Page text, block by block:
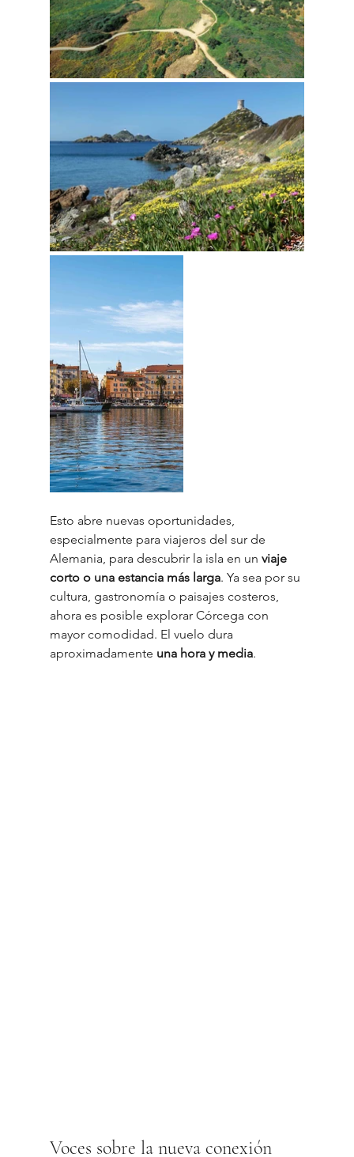
Esto abre nuevas oportunidades,
especialmente para viajeros del sur de
Alemania, para descubrir la isla en un viaje
corto o una estancia más larga. Ya sea por su
cultura, gastronomía o paisajes costeros,
ahora es posible explorar Córcega con
mayor comodidad. El vuelo dura
aproximadamente una hora y media.
Voces sobre la nueva conexión